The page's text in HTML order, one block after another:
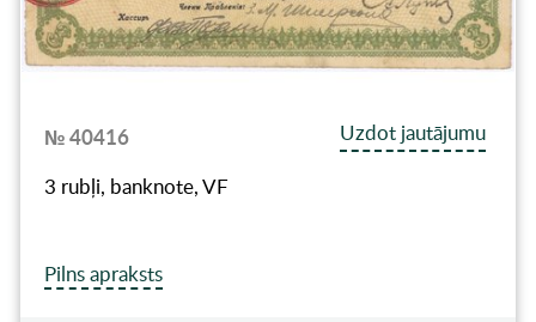
№ 40416
Uzdot jautājumu
3 rubļi, banknote, VF
Pilns apraksts